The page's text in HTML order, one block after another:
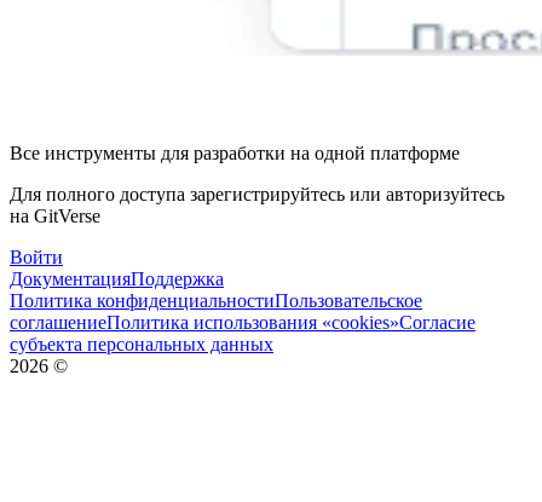
Все инструменты для разработки на одной платформе
Для полного доступа зарегистрируйтесь или авторизуйтесь
на GitVerse
Войти
ДокументацияПоддержка
Политика конфиденциальностиПользовательское
соглашениеПолитика использования «cookies»Согласие
субъекта персональных данных
2026 ©